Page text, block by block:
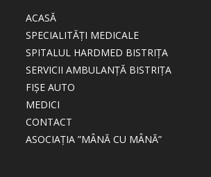
ACASĂ
SPECIALITĂȚI MEDICALE
SPITALUL HARDMED BISTRIȚA
SERVICII AMBULANȚĂ BISTRIȚA
FIȘE AUTO
MEDICI
CONTACT
ASOCIAȚIA ”MÂNĂ CU MÂNĂ”